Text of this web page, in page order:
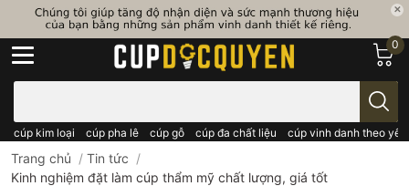
cúp kim loại cúp pha lê cúp gỗ cúp đa chất liệu cúp vinh danh theo
0
Trang chủ / Tin tức /
Kinh nghiệm đặt làm cúp thẩm mỹ chất lượng, giá tốt